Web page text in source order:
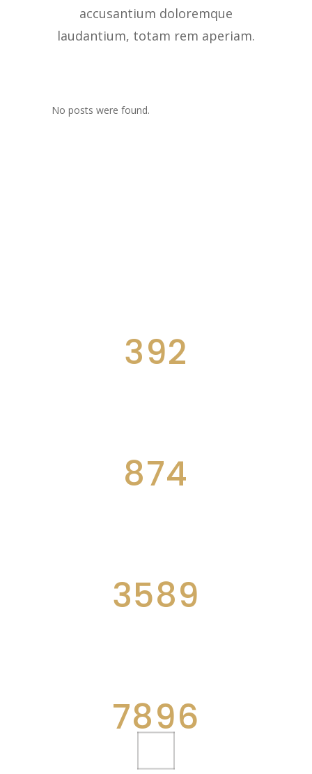
accusantium doloremque
laudantium, totam rem aperiam.
No posts were found.
392
874
3589
7896